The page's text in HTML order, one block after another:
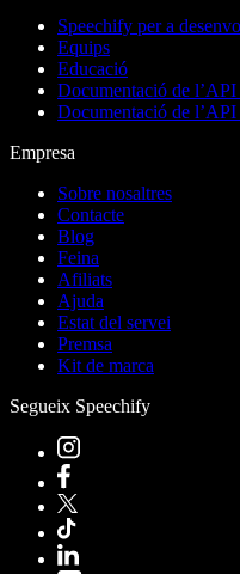
Speechify per a
Equips
Educació
Documentació de l’API
Documentació de l’API
Empresa
Sobre nosaltres
Contacte
Blog
Feina
Afiliats
Ajuda
Estat del servei
Premsa
Kit de marca
Segueix Speechify